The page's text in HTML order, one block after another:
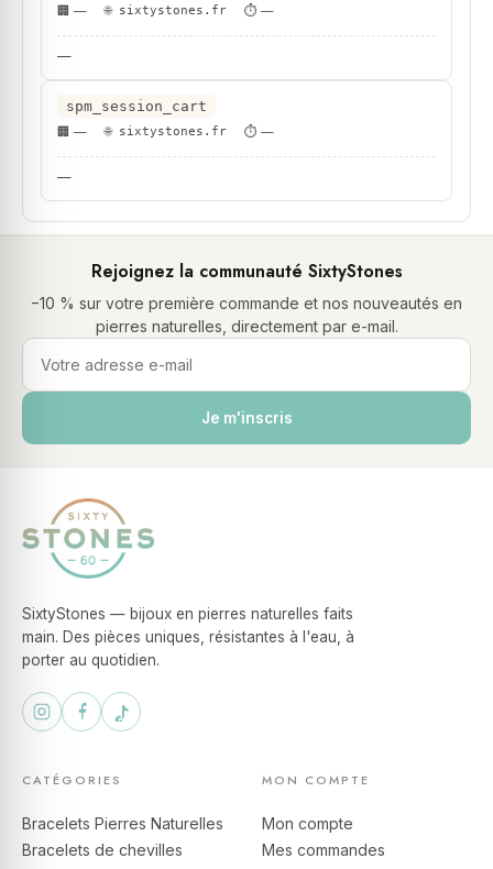
— sixtystones.fr —
—
spm_session_cart
— sixtystones.fr —
—
Rejoignez la communauté SixtyStones
−10 % sur votre première commande et nos nouveautés en
pierres naturelles, directement par e-mail.
Je m'inscris
SixtyStones — bijoux en pierres naturelles faits
main. Des pièces uniques, résistantes à l'eau, à
porter au quotidien.
CATÉGORIES
Bracelets Pierres Naturelles
Bracelets de chevilles
MON COMPTE
Mon compte
Mes commandes